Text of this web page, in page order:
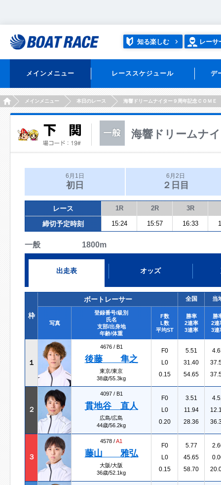
知る楽しむ レーサ
メインメニュー レーススケジュール デ
HOMEメインメニュー 本日のレース 海響ドリームナイター９周年記念ＣＯＭ
海響ドリームナ
6月1日
初日
6月2日
２日目
レース 1R 2R 3R
締切予定時刻 15:24 15:57 16:33
一般 1800m
出走表 オッズ
枠
ボートレーサー 全国 当
写真
登録番号/級別
氏名
支部/出身地
年齢/体重
F数
L数
平均ST
勝率
2連率
3連率
勝
2連
3連
１
4676 / B1
後藤 隼之
東京/東京
38歳/55.3kg
F0
L0
0.15
5.51
31.40
54.65
２
4097 / B1
貫地谷 直人
広島/広島
44歳/56.2kg
F0
L0
0.20
3.51
11.94
28.36
３
4578 /A1
藤山 雅弘
大阪/大阪
36歳/52.1kg
F0
L0
0.15
5.77
45.65
58.70